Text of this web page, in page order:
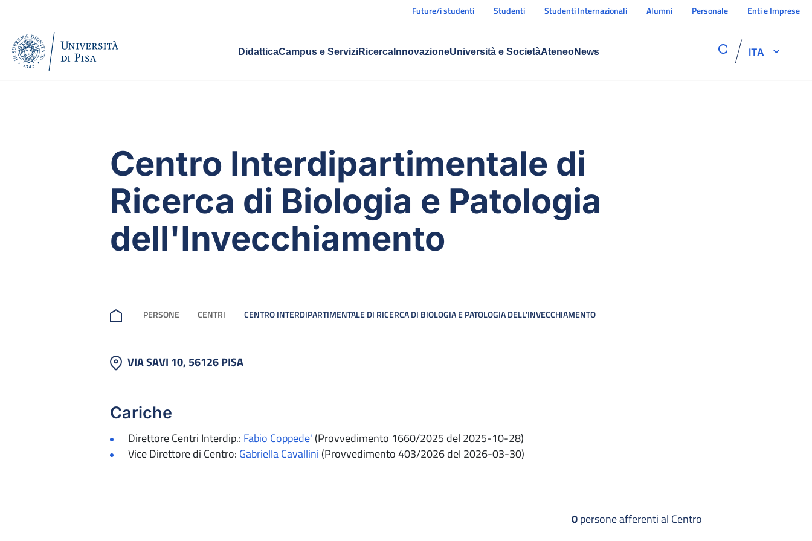
Future/i studenti Studenti Studenti Internazionali Alumni Personale Enti e Imprese
DidatticaCampus e ServiziRicercaInnovazioneUniversità e SocietàAteneoNews ITA
Centro Interdipartimentale di
Ricerca di Biologia e Patologia
dell'Invecchiamento
PERSONE CENTRI CENTRO INTERDIPARTIMENTALE DI RICERCA DI BIOLOGIA E PATOLOGIA DELL'INVECCHIAMENTO
VIA SAVI 10, 56126 PISA
Cariche
Direttore Centri Interdip.: Fabio Coppede' (Provvedimento 1660/2025 del 2025-10-28)
Vice Direttore di Centro: Gabriella Cavallini (Provvedimento 403/2026 del 2026-03-30)
0persone afferenti al Centro